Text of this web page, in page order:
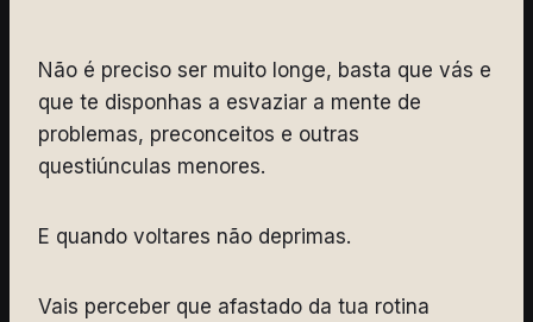
Não é preciso ser muito longe, basta que vás e
que te disponhas a esvaziar a mente de
problemas, preconceitos e outras
questiúnculas menores.
E quando voltares não deprimas.
Vais perceber que afastado da tua rotina